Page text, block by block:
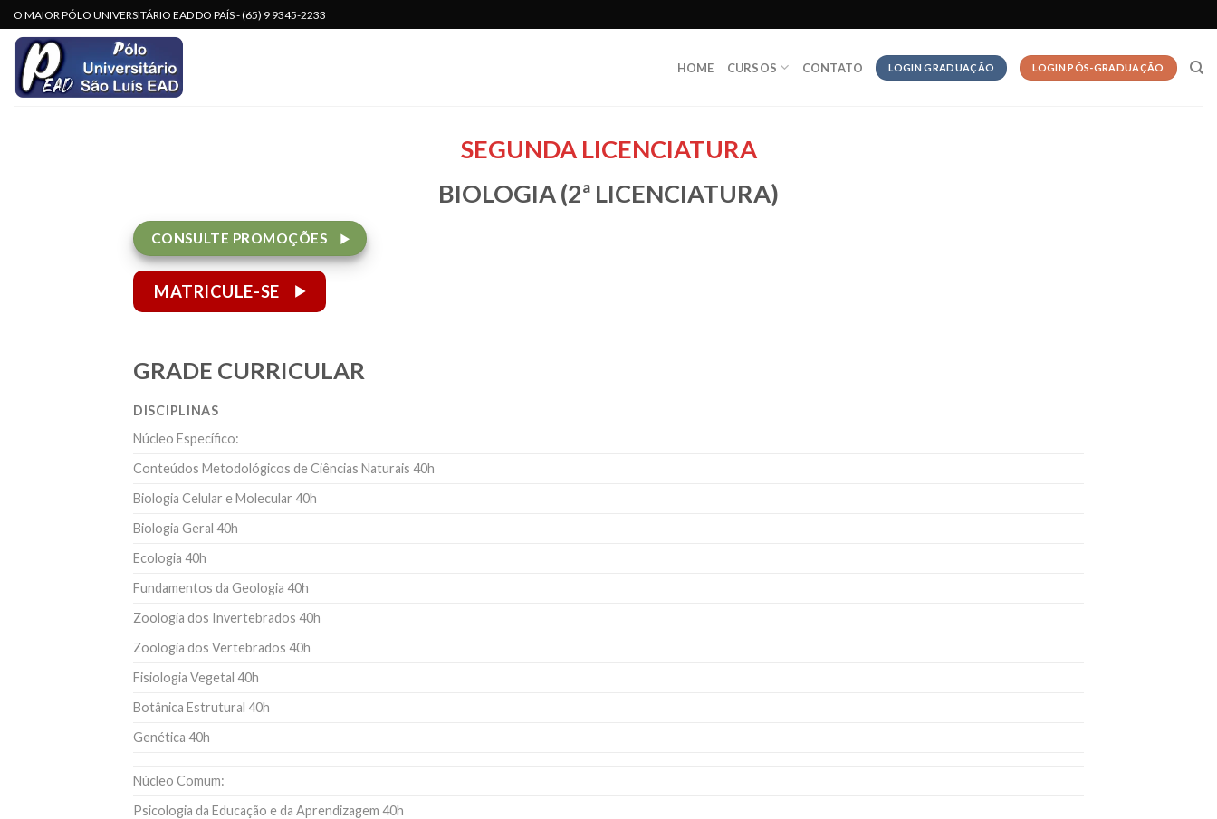
Skip
to
content
O MAIOR PÓLO UNIVERSITÁRIO EAD DO PAÍS - (65) 9 9345-2233
HOME CURSOS CONTATO LOGIN GRADUAÇÃO LOGIN PÓS-GRADUAÇÃO
SEGUNDA LICENCIATURA
BIOLOGIA (2ª LICENCIATURA)
CONSULTE PROMOÇÕES
MATRICULE-SE
GRADE CURRICULAR
DISCIPLINAS
Núcleo Específico:
Conteúdos Metodológicos de Ciências Naturais 40h
Biologia Celular e Molecular 40h
Biologia Geral 40h
Ecologia 40h
Fundamentos da Geologia 40h
Zoologia dos Invertebrados 40h
Zoologia dos Vertebrados 40h
Fisiologia Vegetal 40h
Botânica Estrutural 40h
Genética 40h
Núcleo Comum:
Psicologia da Educação e da Aprendizagem 40h